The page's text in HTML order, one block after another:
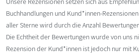
Buchhandlungen und Kund*innen-
aller Sterne wird durch die Anzahl
Die Echtheit der Bewertungen wurde von uns
Rezension der Kund*innen ist jedoch nur mit